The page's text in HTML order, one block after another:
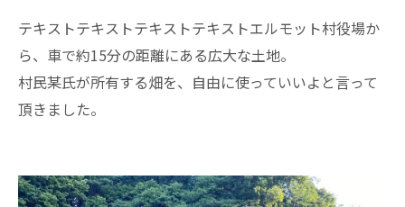
テキストテキストテキストテキストエルモット村役場か
ら、車で約15分の距離にある広大な土地。
村民某氏が所有する畑を、自由に使っていいよと言って
頂きました。